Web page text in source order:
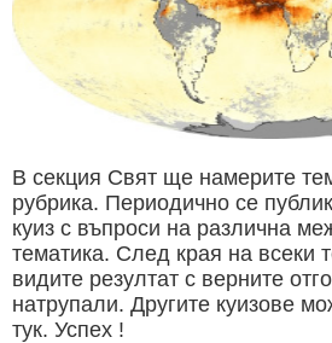
В секция Свят ще намерите
рубрика. Периодично се
куиз с въпроси на различна
тематика. След края на всеки
видите резултат с верните
натрупали. Другите куизове
тук. Успех !